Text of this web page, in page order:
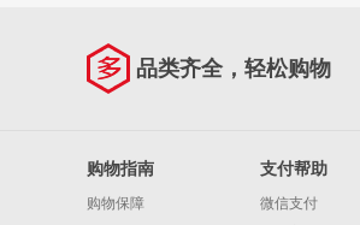
品类齐全，轻松购物
购物指南
购物保障
支付帮助
微信支付